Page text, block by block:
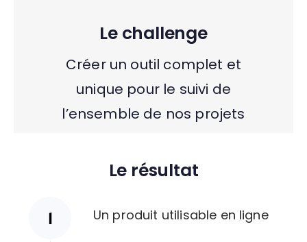
Le challenge
Créer un outil complet et
unique pour le suivi de
l’ensemble de nos projets
Le résultat
Un produit utilisable en ligne